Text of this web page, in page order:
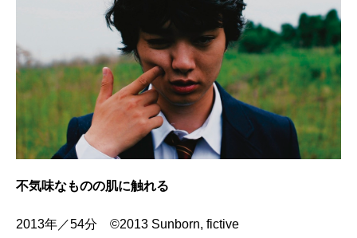
不気味なものの肌に触れる
2013年／54分 ©2013 Sunborn, fictive